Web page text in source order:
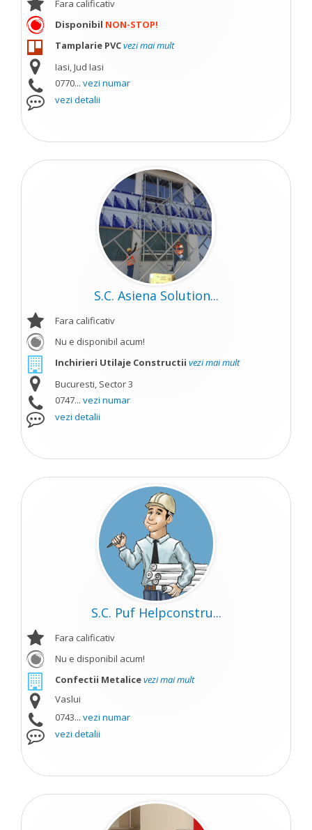
Fara calificativ
Disponibil NON-STOP!
Tamplarie PVCvezi mai mult
Iasi, Jud Iasi
0770... vezi numar
vezi detalii
S.C. Asiena Solution...
Fara calificativ
Nu e disponibil acum!
Inchirieri Utilaje Constructii vezi mai mult
Bucuresti, Sector 3
0747... vezi numar
vezi detalii
S.C. Puf Helpconstru...
Fara calificativ
Nu e disponibil acum!
Confectii Metalicevezi mai mult
Vaslui
0743... vezi numar
vezi detalii